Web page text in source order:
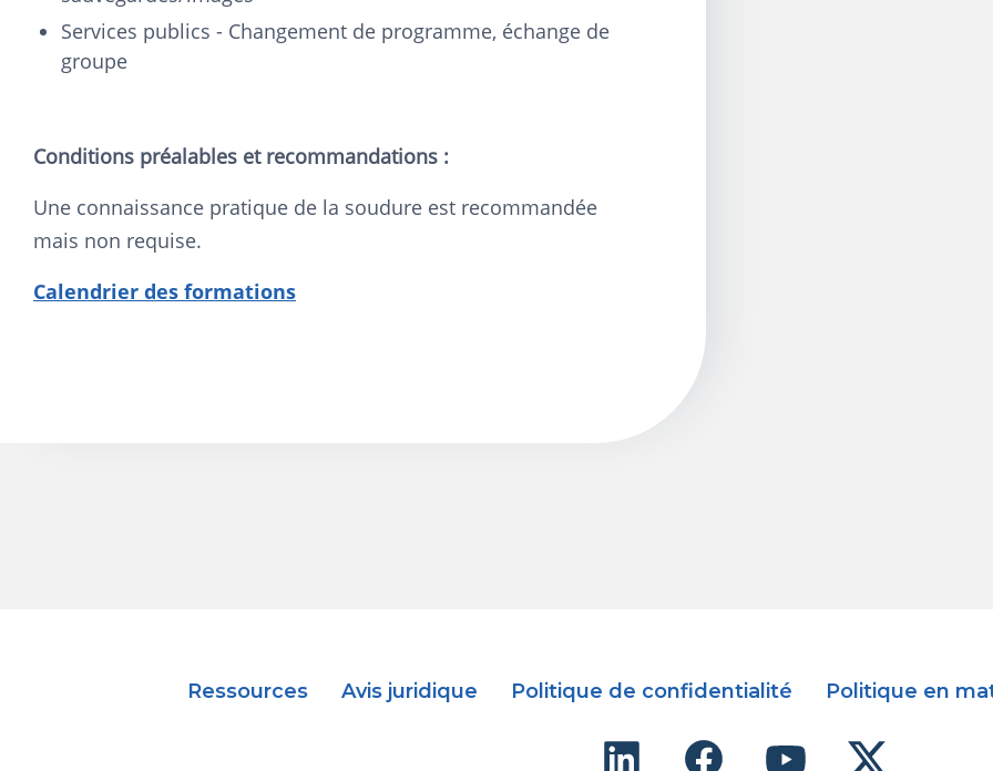
Services publics - Changement de programme, échange de
groupe
Conditions préalables et recommandations :
Une connaissance pratique de la soudure est recommandée
mais non requise.
Calendrier des formations
Ressources Avis juridique Politique de confidentialité Politique en